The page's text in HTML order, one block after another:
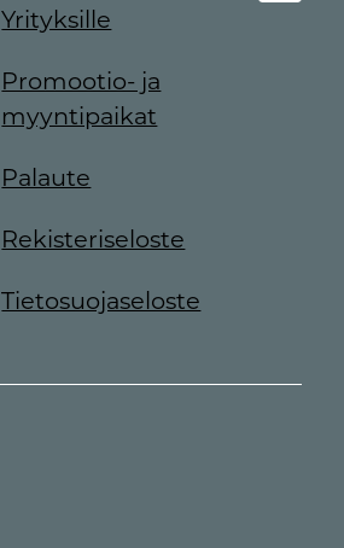
Yrityksille
Promootio- ja
myyntipaikat
Palaute
Rekisteriseloste
Tietosuojaseloste